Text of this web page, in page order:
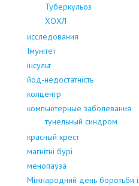
Туберкульоз
ХОХЛ
исследования
Імунітет
інсульт
йод-недостатність
колцентр
компьютерные заболевания
тунельный синдром
красный крест
магнітні бурі
менопауза
Міжнародний день боротьби